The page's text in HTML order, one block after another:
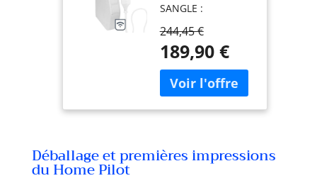
commande de
volet roulant à
sangle.
Enrouleur volet
| Commande
vocale |
Programmation
| Volet roulant
SANGLE :
PURE vous permet
de moderniser et
d'automatiser votre
volet roulant à
sangle. Avec ses
deux grands
version PURE de la
244,45 €
189,90 €
Déballage et premières impressions
du Home Pilot